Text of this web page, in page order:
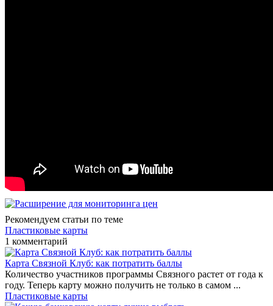
Рекомендуем статьи по теме
Пластиковые карты
1 комментарий
Карта Связной Клуб: как потратить баллы
Количество участников программы Связного растет от года к
году. Теперь карту можно получить не только в самом ...
Пластиковые карты